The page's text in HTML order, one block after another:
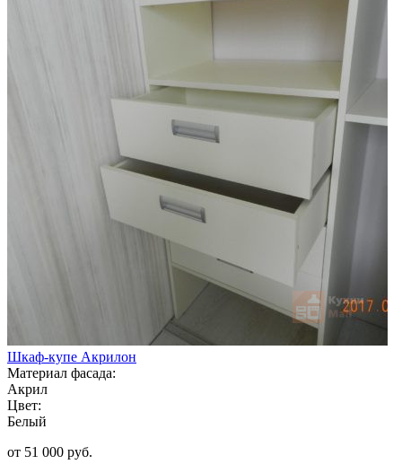
Шкаф-купе Акрилон
Материал фасада:
Акрил
Цвет:
Белый
от 51 000 руб.